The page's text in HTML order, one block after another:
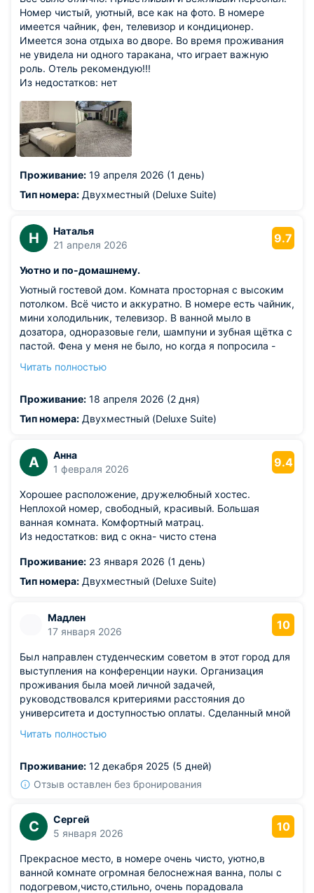
Номер чистый, уютный, все как на фото. В номере
имеется чайник, фен, телевизор и кондиционер.
Имеется зона отдыха во дворе. Во время проживания
не увидела ни одного таракана, что играет важную
роль. Отель рекомендую!!!
Из недостатков: нет
Проживание: 19 апреля 2026 (1 день)
Тип номера: Двухместный (Deluxe Suite)
Н
Наталья
21 апреля 2026
9.7
Уютно и по-домашнему.
Уютный гостевой дом. Комната просторная с высоким
потолком. Всё чисто и аккуратно. В номере есть чайник,
мини холодильник, телевизор. В ванной мыло в
дозатора, одноразовые гели, шампуни и зубная щётка с
пастой. Фена у меня не было, но когда я попросила -
доска. На первом этаже кухня со всем необходимым.
Хорошее расположение: недалеко от жд вокзала,
центра города, и в то же время, тихо и спокойно.
Читать полностью
Проживание: 18 апреля 2026 (2 дня)
Тип номера: Двухместный (Deluxe Suite)
А
Анна
1 февраля 2026
9.4
Хорошее расположение, дружелюбный хостес.
Неплохой номер, свободный, красивый. Большая
ванная комната. Комфортный матрац.
Из недостатков: вид с окна- чисто стена
Проживание: 23 января 2026 (1 день)
Тип номера: Двухместный (Deluxe Suite)
Мадлен
17 января 2026
10
Был направлен студенческим советом в этот город для
выступления на конференции науки. Организация
проживания была моей личной задачей,
руководствовался критериями расстояния до
университета и доступностью оплаты. Сделанный мной
отдыхать вдали от городской суеты, великолепный
приятные ощущения.
Читать полностью
Проживание: 12 декабря 2025 (5 дней)
Отзыв оставлен без бронирования
С
Сергей
5 января 2026
10
Прекрасное место, в номере очень чисто, уютно,в
ванной комнате огромная белоснежная ванна, полы с
подогревом,чисто,стильно, очень порадовала